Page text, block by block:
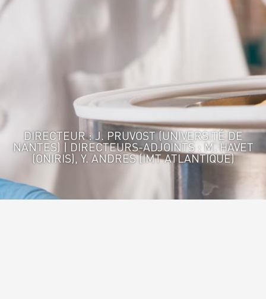
DIRECTEUR : J. PRUVOST (UNIVERSITÉ DE
NANTES) | DIRECTEURS-ADJOINTS : M. HAVET
(ONIRIS), Y. ANDRES (IMT ATLANTIQUE)
Accueil